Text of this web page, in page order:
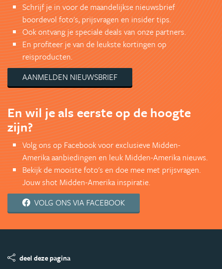
Schrijf je in voor de maandelijkse nieuwsbrief
boordevol foto's, prijsvragen en insider tips.
Ook ontvang je speciale deals van onze partners.
En profiteer je van de leukste kortingen op
reisproducten.
AANMELDEN NIEUWSBRIEF
En wil je als eerste op de hoogte
zijn?
Volg ons op Facebook voor exclusieve Midden-
Amerika aanbiedingen en leuk Midden-Amerika nieuws.
Bekijk de mooiste foto's en doe mee met prijsvragen.
Jouw shot Midden-Amerika inspiratie.
VOLG ONS VIA FACEBOOK
deel deze pagina